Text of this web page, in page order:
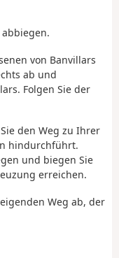
von Banvillars
ab und
Folgen Sie der
den Weg zu Ihrer
hindurchführt.
und biegen Sie
erreichen.
Weg ab, der